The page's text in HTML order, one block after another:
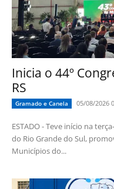
Inicia o 44º
RS
Gramado e Canela 05/08/2026
ESTADO - Teve início na
do Rio Grande do Sul,
Municípios do...